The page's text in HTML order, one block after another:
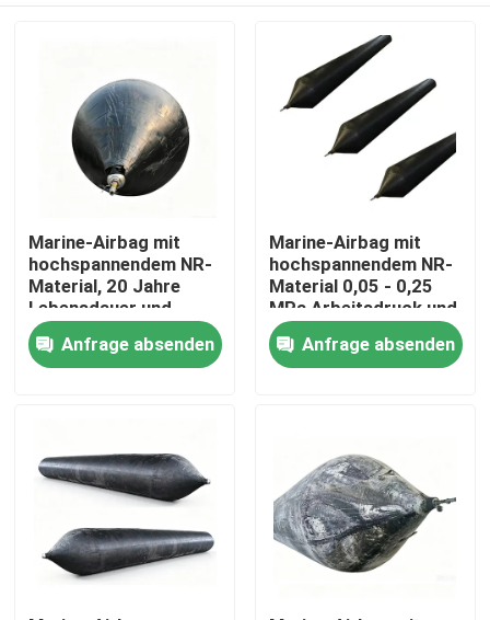
Startseite
Produkte
Videos
Marine-Airbag mit
hochspannendem NR-
Material, 20 Jahre
Lebensdauer und
Arbeitsdruck von
0,05-0,25 MPA für die
Schiffsstartung
Anfrage absenden
Marine-Airbag mit
hochspannendem NR-
Material 0,05 - 0,25
MPa Arbeitsdruck und
20+ Jahre
Lebensdauer für
Schiffsstart
Anfrage absenden